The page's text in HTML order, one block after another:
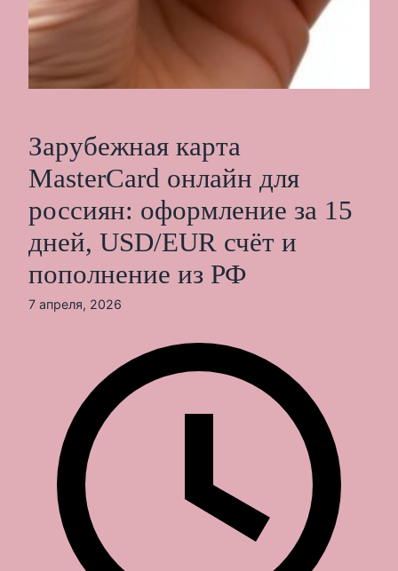
Зарубежная карта
MasterCard онлайн для
россиян: оформление за 15
дней, USD/EUR счёт и
пополнение из РФ
7 апреля, 2026